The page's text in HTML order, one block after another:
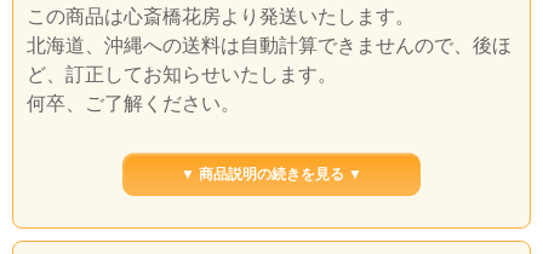
この商品は心斎橋花房より発送いたします。
北海道、沖縄への送料は自動計算できませんので、後ほ
ど、訂正してお知らせいたします。
何卒、ご了解ください。
小さな小さな一輪挿し。
カラフルなガラスの色たちが踊っているような楽しさの
形もコロコロとしており、可愛らしく空間を彩ります。
▼ 商品説明の続きを見る ▼